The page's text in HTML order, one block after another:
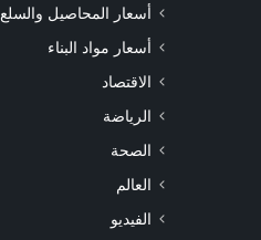
أسعار المحاصيل والسلع
أسعار مواد البناء
الاقتصاد
الرياضة
الصحة
العالم
الفيديو